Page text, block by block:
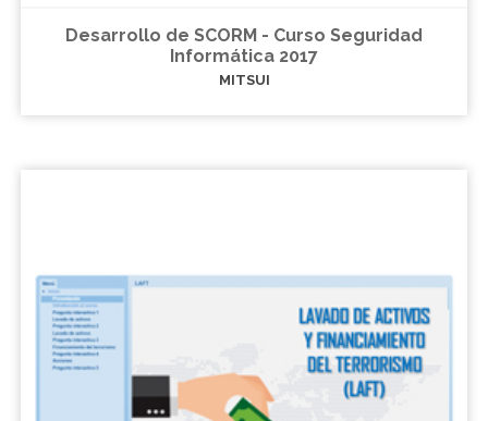
Desarrollo de SCORM - Curso Seguridad
Informática 2017
MITSUI